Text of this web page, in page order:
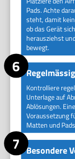
Pads. Achte
steht, damit
ob das Gerät
herausziehst
bewegt.
Kontrolliere
Unterlage auf
Ablösungen.
Voraussetzung
Matten und
Besondere